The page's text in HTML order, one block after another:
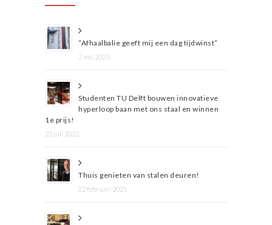
“Afhaalbalie geeft mij een dag tijdwinst”
2 mei 2023
Studenten TU Delft bouwen innovatieve
hyperloop baan met ons staal en winnen
1e prijs!
22 juli 2022
Thuis genieten van stalen deuren!
22 februari 2021